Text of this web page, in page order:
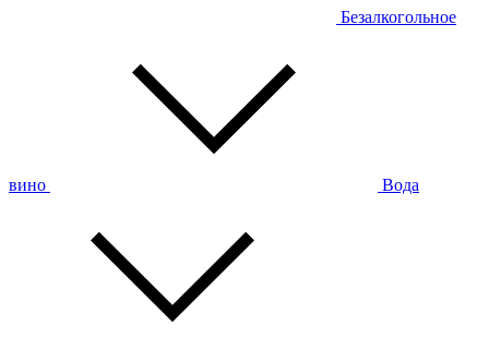
Безалкогольное
вино Вода